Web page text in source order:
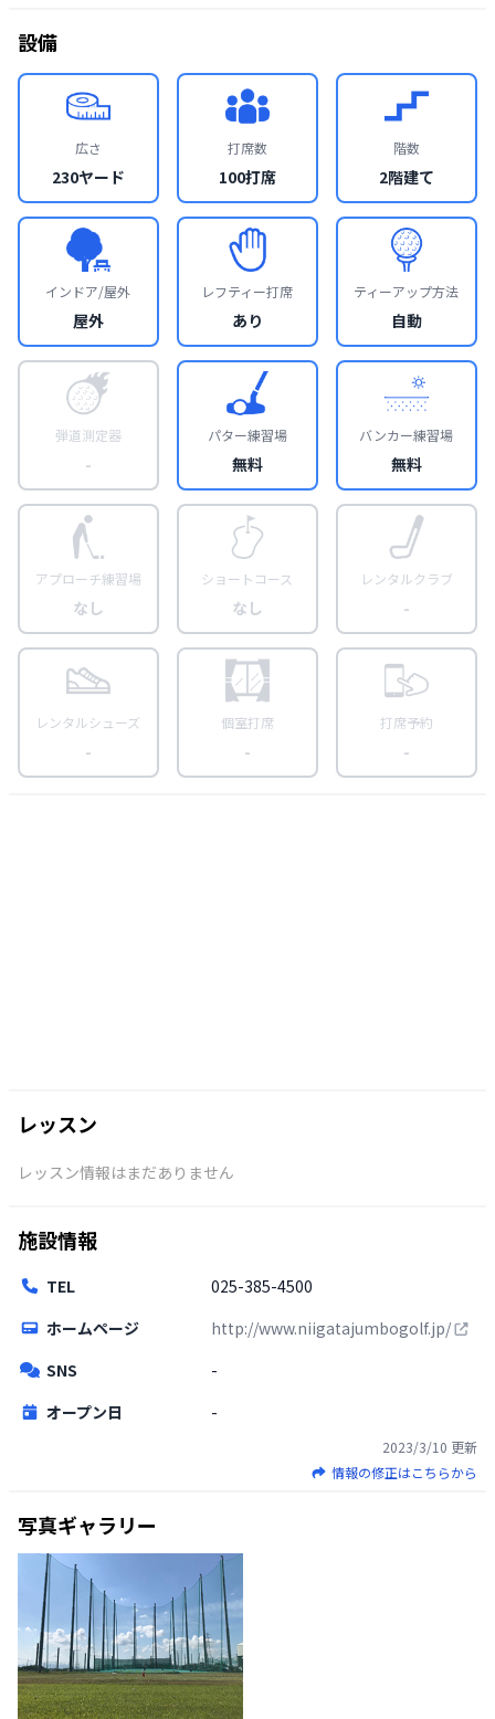
設備
広さ
230ヤード
打席数
100打席
階数
2階建て
インドア/屋外
屋外
レフティー打席
あり
ティーアップ方法
自動
弾道測定器
-
パター練習場
無料
バンカー練習場
無料
アプローチ練習場
なし
ショートコース
なし
レンタルクラブ
-
レンタルシューズ
-
個室打席
-
打席予約
-
レッスン
レッスン情報はまだありません
施設情報
TEL
025-385-4500
ホームページ
http://www.niigatajumbogolf.jp/
SNS
-
オープン日
-
2023/3/10 更新
情報の修正はこちらから
写真ギャラリー